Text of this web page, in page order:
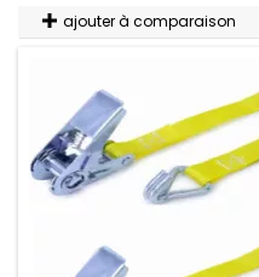
ajouter à comparaison